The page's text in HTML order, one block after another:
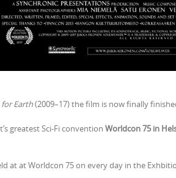
Earth(2009–17) the film is now finally
greatest Sci-Fi convention Worldcon 75 in
at at Worldcon 75 on every day in the